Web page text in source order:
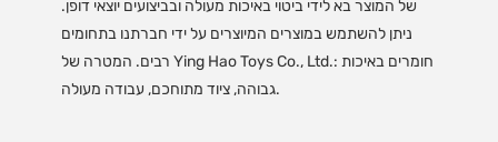
של המוצר בא לידי ביטוי באיכות מעולה ובביצועים יוצאי דופן.
ניתן להשתמש במוצרים המיוצרים על ידי חברתנו בתחומים
רבים. המטרה של Ying Hao Toys Co., Ltd.: חומרים באיכות
גבוהה, ציוד מתוחכם, עבודה מעולה.